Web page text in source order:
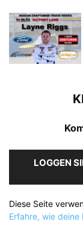
LOGGEN
Diese Seite
Erfahre, wie